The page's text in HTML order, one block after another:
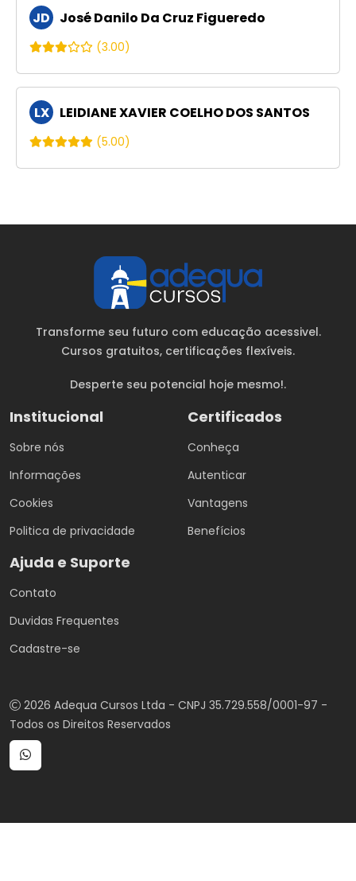
JD José Danilo Da Cruz Figueredo
(3.00)
LX LEIDIANE XAVIER COELHO DOS SANTOS
(5.00)
Transforme seu futuro com educação acessivel.
Cursos gratuitos, certificações flexíveis.
Desperte seu potencial hoje mesmo!.
Institucional
Sobre nós
Informações
Cookies
Politica de privacidade
Certificados
Conheça
Autenticar
Vantagens
Benefícios
Ajuda e Suporte
Contato
Duvidas Frequentes
Cadastre-se
2026 Adequa Cursos Ltda - CNPJ 35.729.558/0001-97 -
Todos os Direitos Reservados